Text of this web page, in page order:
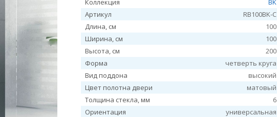
Коллекция
BK
Артикул
RB100BK-C
Длина, см
100
Ширина, см
100
Высота, см
200
Форма
четверть круга
Вид поддона
высокий
Цвет полотна двери
матовый
Толщина стекла, мм
6
Ориентация
универсальная